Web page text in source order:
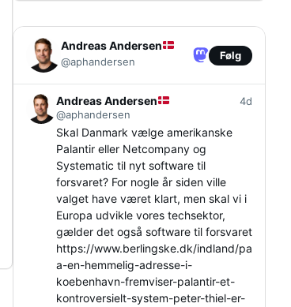
Andreas Andersen
@aphandersen
Følg
Andreas Andersen
@aphandersen
4d
Skal Danmark vælge amerikanske
Palantir eller Netcompany og
Systematic til nyt software til
forsvaret? For nogle år siden ville
valget have været klart, men skal vi i
Europa udvikle vores techsektor,
gælder det også software til forsvaret
https://www.berlingske.dk/indland/pa
a-en-hemmelig-adresse-i-
koebenhavn-fremviser-palantir-et-
kontroversielt-system-peter-thiel-er-